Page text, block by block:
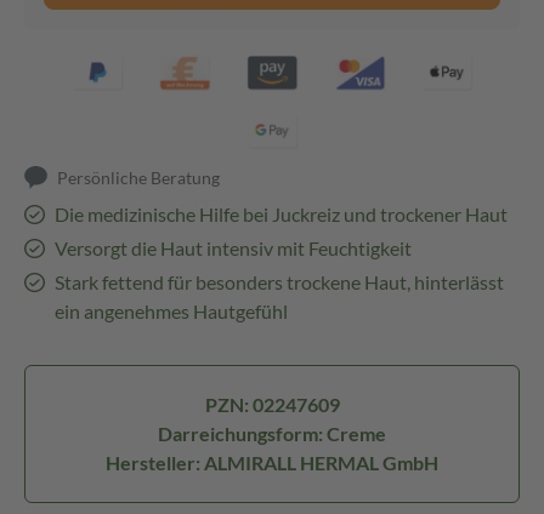
Persönliche Beratung
Die medizinische Hilfe bei Juckreiz und trockener Haut
Versorgt die Haut intensiv mit Feuchtigkeit
Stark fettend für besonders trockene Haut, hinterlässt
ein angenehmes Hautgefühl
PZN: 02247609
Darreichungsform: Creme
Hersteller: ALMIRALL HERMAL GmbH